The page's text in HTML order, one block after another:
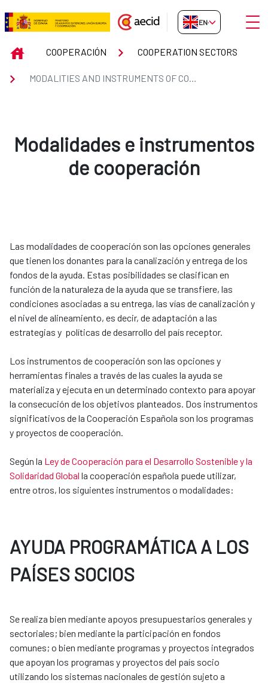
Skip to Main Content
MODALITIES AND
EN-GB
INICIOCOOPERACIÓN COOPERATION SECTORS
MODALITIES AND INSTRUMENTS OF COOPERATION
Modalidades e instrumentos
de cooperación
Las modalidades de cooperación son las opciones generales
que tienen los donantes para la canalización y entrega de los
fondos de la ayuda. Estas posibilidades se clasifican en
función de la naturaleza de la ayuda que se transfiere, las
condiciones asociadas a su entrega, las vías de canalización y
el nivel de alineamiento, es decir, de adaptación a las
estrategias y políticas de desarrollo del país receptor.
Los instrumentos de cooperación son las opciones y
herramientas finales a través de las cuales la ayuda se
materializa y ejecuta en un determinado contexto para apoyar
la consecución de los objetivos planteados. Dos instrumentos
significativos de la Cooperación Española son los programas
y proyectos de cooperación.
Según la Ley de Cooperación para el Desarrollo Sostenible y la
Solidaridad Global la cooperación española puede utilizar,
entre otros, los siguientes instrumentos o modalidades:
AYUDA PROGRAMÁTICA A LOS
PAÍSES SOCIOS
Se realiza bien mediante apoyos presupuestarios generales y
sectoriales; bien mediante la participación en fondos
comunes; o bien mediante programas y proyectos integrados
que apoyan los programas y proyectos del país socio
utilizando los sistemas nacionales de gestión sujeto a